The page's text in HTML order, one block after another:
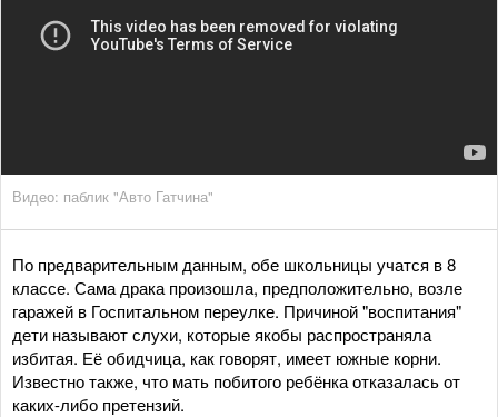
Видео: паблик "Авто Гатчина"
По предварительным данным, обе школьницы учатся в 8
классе. Сама драка произошла, предположительно, возле
гаражей в Госпитальном переулке. Причиной "воспитания"
дети называют слухи, которые якобы распространяла
избитая. Её обидчица, как говорят, имеет южные корни.
Известно также, что мать побитого ребёнка отказалась от
каких-либо претензий.